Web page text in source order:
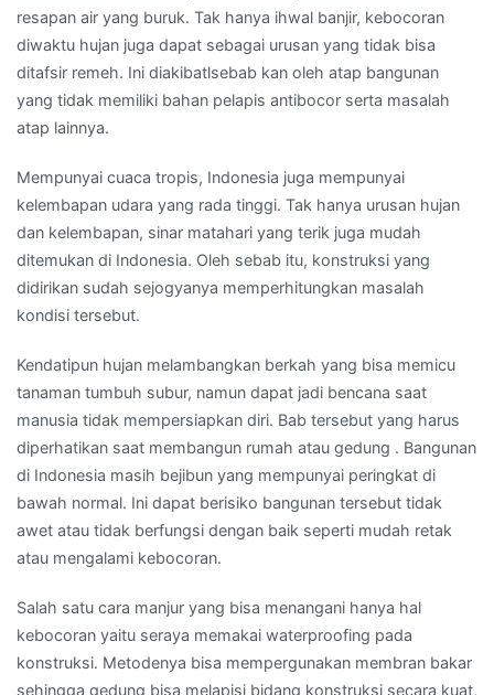
resapan air yang buruk. Tak hanya ihwal banjir, kebocoran
diwaktu hujan juga dapat sebagai urusan yang tidak bisa
ditafsir remeh. Ini diakibatlsebab kan oleh atap bangunan
yang tidak memiliki bahan pelapis antibocor serta masalah
atap lainnya.
Mempunyai cuaca tropis, Indonesia juga mempunyai
kelembapan udara yang rada tinggi. Tak hanya urusan hujan
dan kelembapan, sinar matahari yang terik juga mudah
ditemukan di Indonesia. Oleh sebab itu, konstruksi yang
didirikan sudah sejogyanya memperhitungkan masalah
kondisi tersebut.
Kendatipun hujan melambangkan berkah yang bisa memicu
tanaman tumbuh subur, namun dapat jadi bencana saat
manusia tidak mempersiapkan diri. Bab tersebut yang harus
diperhatikan saat membangun rumah atau gedung . Bangunan
di Indonesia masih bejibun yang mempunyai peringkat di
bawah normal. Ini dapat berisiko bangunan tersebut tidak
awet atau tidak berfungsi dengan baik seperti mudah retak
atau mengalami kebocoran.
Salah satu cara manjur yang bisa menangani hanya hal
kebocoran yaitu seraya memakai waterproofing pada
konstruksi. Metodenya bisa mempergunakan membran bakar
sehingga gedung bisa melapisi bidang konstruksi secara kuat,